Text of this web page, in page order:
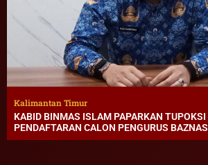
Kalimantan Timur
KABID BINMAS ISLAM PAPARKAN
PENDAFTARAN CALON PENGURUS